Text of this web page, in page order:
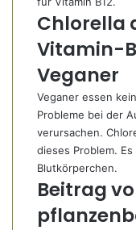
Chlorella
Vitamin-
Veganer
Veganer essen
Probleme bei der
verursachen.
dieses Problem.
Blutkörperchen.
Beitrag